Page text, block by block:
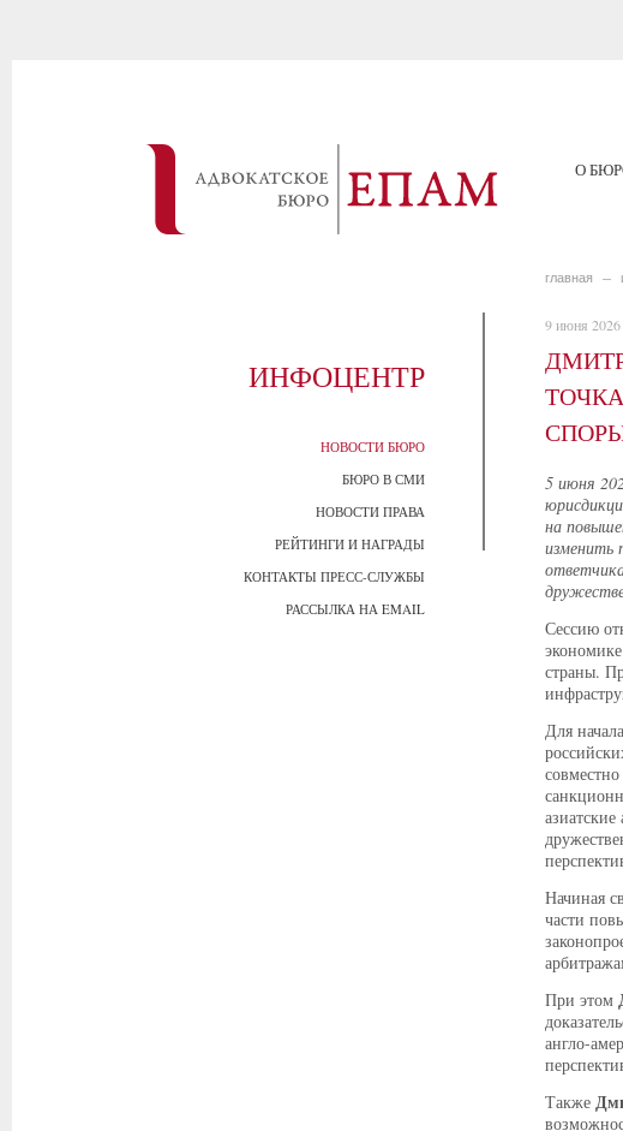
О
ИНФОЦЕНТР
НОВОСТИ БЮРО
БЮРО В СМИ
НОВОСТИ ПРАВА
РЕЙТИНГИ И НАГРАДЫ
КОНТАКТЫ ПРЕСС-СЛУЖБЫ
РАССЫЛКА НА EMAIL
главная
9 июня 2026
5 июня
на
изменить
Сессию
страны.
Для
Начиная
части
При этом
англо-
Также